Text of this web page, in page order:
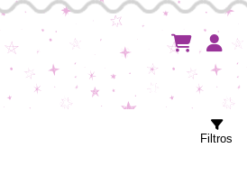
Filtros